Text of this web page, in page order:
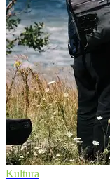
Kultura